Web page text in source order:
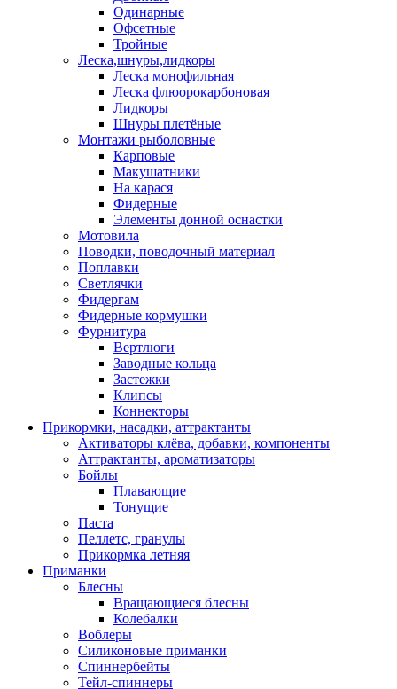
Одинарные
Офсетные
Тройные
Леска,шнуры,лидкоры
Леска монофильная
Леска флюорокарбоновая
Лидкоры
Шнуры плетёные
Монтажи рыболовные
Карповые
Макушатники
На карася
Фидерные
Элементы донной оснастки
Мотовила
Поводки, поводочный материал
Поплавки
Светлячки
Фидергам
Фидерные кормушки
Фурнитура
Вертлюги
Заводные кольца
Застежки
Клипсы
Коннекторы
Прикормки, насадки, аттрактанты
Активаторы клёва, добавки, компоненты
Аттрактанты, ароматизаторы
Бойлы
Плавающие
Тонущие
Паста
Пеллетс, гранулы
Прикормка летняя
Приманки
Блесны
Вращающиеся блесны
Колебалки
Воблеры
Силиконовые приманки
Спиннербейты
Тейл-спиннеры